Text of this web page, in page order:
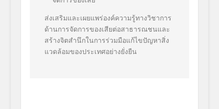
ส่งเสริมและเผยแพร่องค์ความรู้ทางวิชาการ
ด้านการจัดการของเสียต่อสาธารณชนและ
สร้างจิตสำนึกในการร่วมมือแก้ไขปัญหาสิ่ง
แวดล้อมของประเทศอย่างยั่งยืน